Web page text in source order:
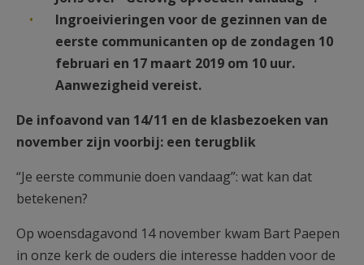
Ingroeivieringen voor de gezinnen van de
eerste communicanten op de zondagen 10
februari en 17 maart 2019 om 10 uur.
Aanwezigheid vereist.
De infoavond van 14/11 en de klasbezoeken van
november zijn voorbij: een terugblik
“Je eerste communie doen vandaag”: wat kan dat
betekenen?
Op woensdagavond 14 november kwam Bart Paepen
in onze kerk de ouders die interesse hadden voor de